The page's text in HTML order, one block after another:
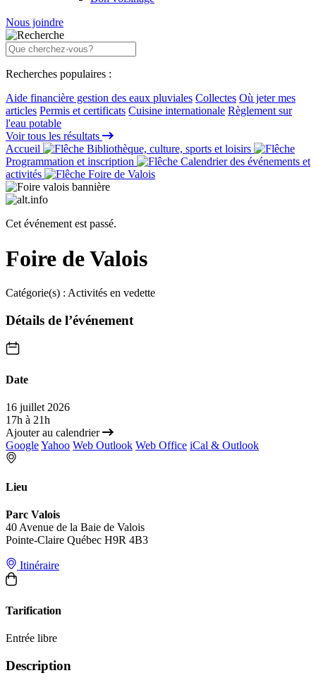
Nous joindre
Recherches populaires :
Aide financière gestion des eaux pluviales Collectes Où jeter mes
articles Permis et certificats Cuisine internationale Règlement sur
l'eau potable
Voir tous les résultats
Accueil
Bibliothèque, culture, sports et loisirs
Programmation et inscription
Calendrier des événements et
activités
Foire de Valois
Cet événement est passé.
Foire de Valois
Catégorie(s) : Activités en vedette
Détails de l’événement
Date
16 juillet 2026
17h à 21h
Ajouter au calendrier
GoogleYahoo Web Outlook Web Office iCal & Outlook
Lieu
Parc Valois
40 Avenue de la Baie de Valois
Pointe-Claire Québec H9R 4B3
Itinéraire
Tarification
Entrée libre
Description